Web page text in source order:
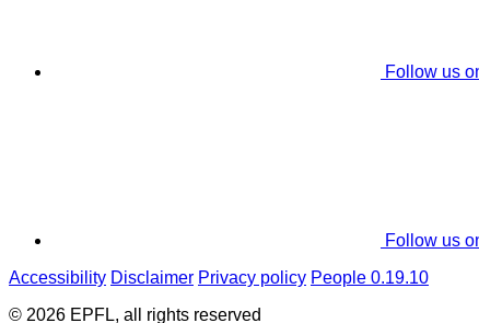
Follow us
Follow us
Accessibility Disclaimer Privacy policy People 0.19.10
© 2026 EPFL, all rights reserved